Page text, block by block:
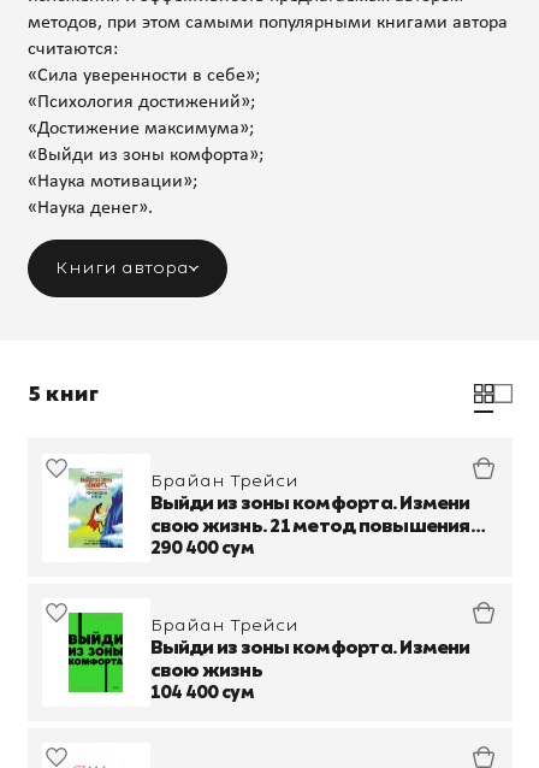
методов, при этом самыми популярными книгами автора
считаются:
«Сила уверенности в себе»;
«Психология достижений»;
«Достижение максимума»;
«Выйди из зоны комфорта»;
«Наука мотивации»;
«Наука денег».
Книги автора
5 книг
Брайан Трейси
Выйди из зоны комфорта. Измени
свою жизнь. 21 метод повышения
личной эффективности
290 400 сум
Брайан Трейси
Выйди из зоны комфорта. Измени
свою жизнь
104 400 сум